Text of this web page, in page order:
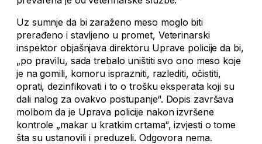
Uz sumnje da bi zaraženo meso moglo biti
prerađeno i stavljeno u promet, Veterinarski
inspektor objašnjava direktoru Uprave policije da bi,
„po pravilu, sada trebalo uništiti svo ono meso koje
je na gomili, komoru isprazniti, razlediti, očistiti,
oprati, dezinfikovati i to o trošku eksperata koji su
dali nalog za ovakvo postupanje“. Dopis završava
molbom da je Uprava policije nakon izvršene
kontrole „makar u kratkim crtama“, izvjesti o tome
šta su ustanovili i preduzeli. Odgovora nema.